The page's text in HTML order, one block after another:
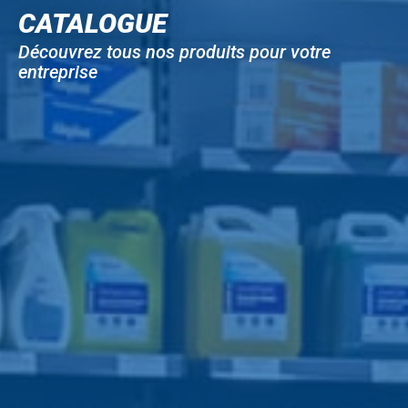
CATALOGUE
Découvrez tous nos produits pour votre
entreprise